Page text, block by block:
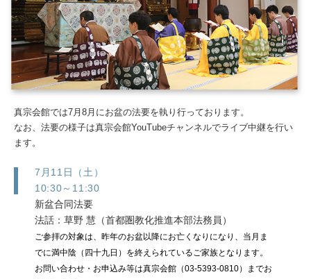
真宗会館では7月8月にお盆の法要を執り行っております。
なお、法要の様子は真宗会館YouTubeチャンネルでライブ中継を行い
ます。
7月11日（土）
10:30～11:30
新盆合同法要
法話：草野 慧（首都圏教化推進本部法務員）
ご参拝の対象は、昨年のお盆以降にお亡くなりになり、当月ま
でに満中陰（四十九日）を終えられているご家族となります。
お問い合わせ・お申込み等は真宗会館（03-5393-0810）までお